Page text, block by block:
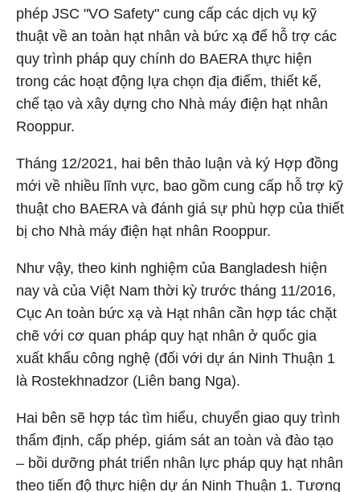
phép JSC "VO Safety" cung cấp các dịch vụ kỹ
thuật về an toàn hạt nhân và bức xạ để hỗ trợ các
quy trình pháp quy chính do BAERA thực hiện
trong các hoạt động lựa chọn địa điểm, thiết kế,
chế tạo và xây dựng cho Nhà máy điện hạt nhân
Rooppur.
Tháng 12/2021, hai bên thảo luận và ký Hợp đồng
mới về nhiều lĩnh vực, bao gồm cung cấp hỗ trợ kỹ
thuật cho BAERA và đánh giá sự phù hợp của thiết
bị cho Nhà máy điện hạt nhân Rooppur.
Như vậy, theo kinh nghiệm của Bangladesh hiện
nay và của Việt Nam thời kỳ trước tháng 11/2016,
Cục An toàn bức xạ và Hạt nhân cần hợp tác chặt
chẽ với cơ quan pháp quy hạt nhân ở quốc gia
xuất khẩu công nghệ (đối với dự án Ninh Thuận 1
là Rostekhnadzor (Liên bang Nga).
Hai bên sẽ hợp tác tìm hiểu, chuyển giao quy trình
thẩm định, cấp phép, giám sát an toàn và đào tạo
– bồi dưỡng phát triển nhân lực pháp quy hạt nhân
theo tiến độ thực hiện dự án Ninh Thuận 1. Tương